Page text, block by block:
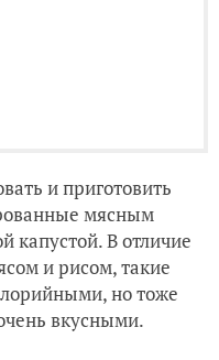
и приготовить
мясным
капустой. В отличие
и рисом, такие
но тоже
вкусными.